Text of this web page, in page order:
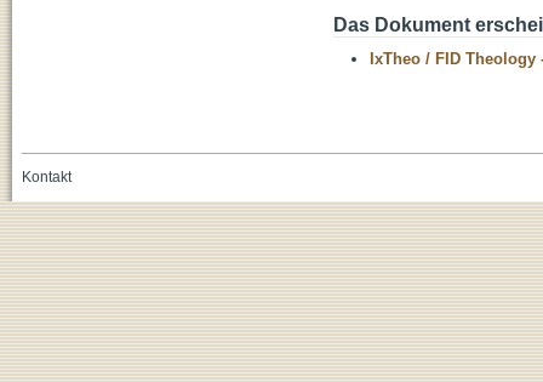
Das Dokument
IxTheo / FID Theology
Kontakt